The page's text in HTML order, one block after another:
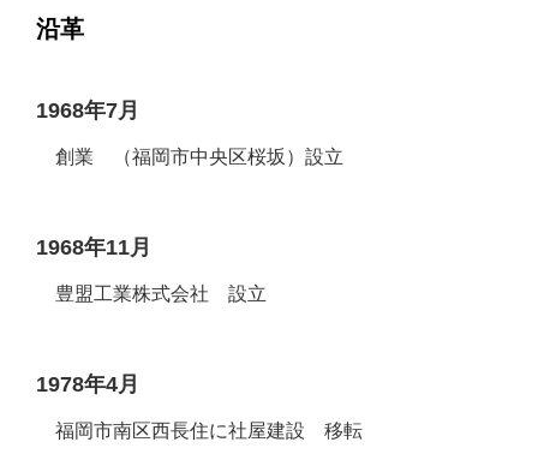
沿革
1968年7月
創業 （福岡市中央区桜坂）設立
1968年11月
豊盟工業株式会社 設立
1978年4月
福岡市南区西長住に社屋建設 移転